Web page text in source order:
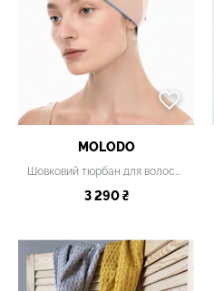
MOLODO
Шовковий тюрбан для волосся рожевий
3 290 ₴